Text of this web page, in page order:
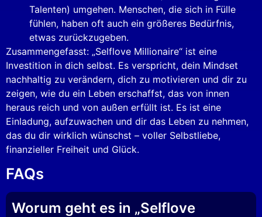
Talenten) umgehen. Menschen, die sich in Fülle
fühlen, haben oft auch ein größeres Bedürfnis,
etwas zurückzugeben.
Zusammengefasst: „Selflove Millionaire“ ist eine
Investition in dich selbst. Es verspricht, dein Mindset
nachhaltig zu verändern, dich zu motivieren und dir zu
zeigen, wie du ein Leben erschaffst, das von innen
heraus reich und von außen erfüllt ist. Es ist eine
Einladung, aufzuwachen und dir das Leben zu nehmen,
das du dir wirklich wünschst – voller Selbstliebe,
finanzieller Freiheit und Glück.
FAQs
Worum geht es in „Selflove